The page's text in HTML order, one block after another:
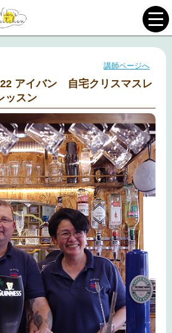
講師ページへ
アイバン 自宅クリスマスレ
ッスン